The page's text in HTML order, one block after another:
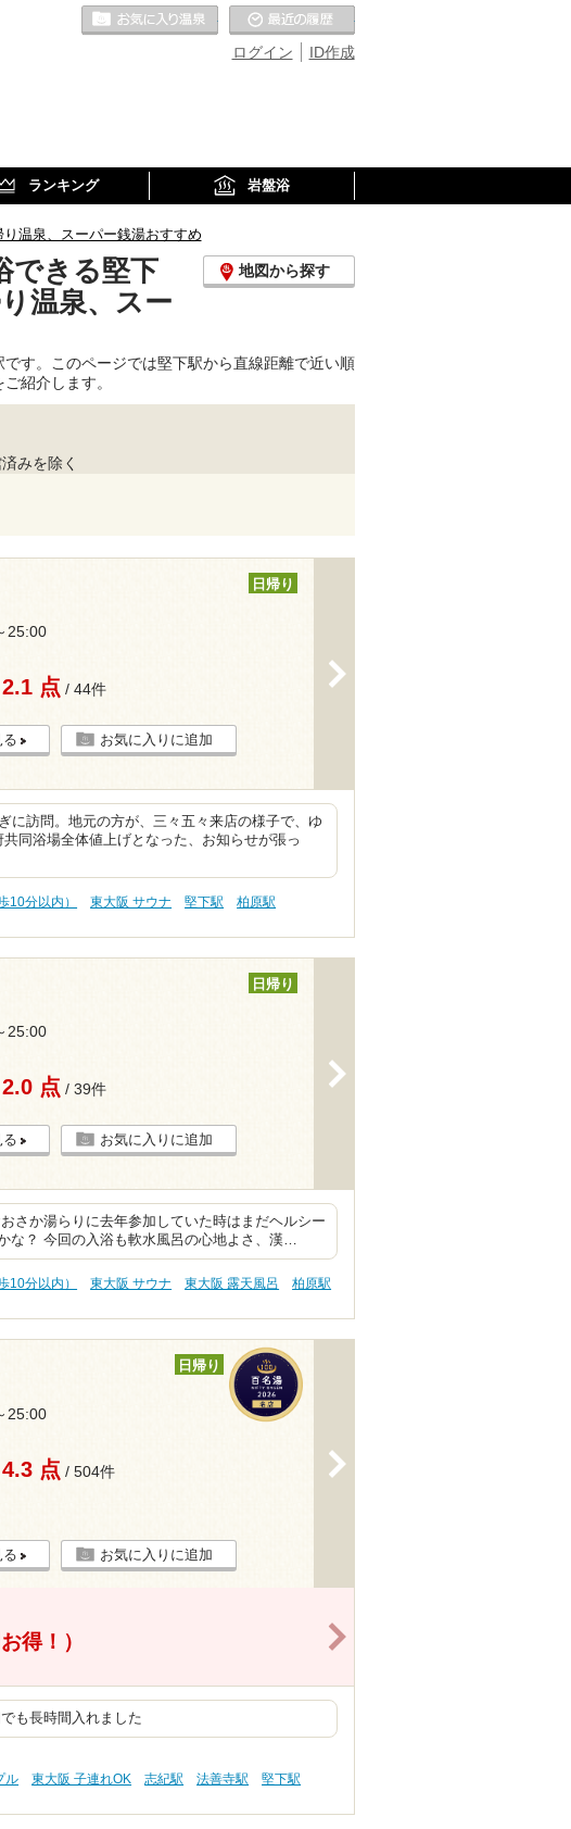
ID作成
ログイン
お気に入りの温泉
ランキング 岩盤浴
温泉、スーパー銭湯おすすめ
できる堅下
温泉、スー
地図から探す
す。このページでは堅下駅から直線距離で近い順
紹介します。
みを除く
日帰り
25:00
2.1 点 / 44件
お気に入りに追加
に訪問。地元の方が、三々五々来店の様子で、ゆ
同浴場全体値上げとなった、お知らせが張っ
10分以内） 東大阪 サウナ 堅下駅
柏原駅
日帰り
25:00
2.0 点 / 39件
お気に入りに追加
さか湯らりに去年参加していた時はまだヘルシー
な？ 今回の入浴も軟水風呂の心地よさ、漢…
10分以内） 東大阪 サウナ 東大阪 露天風呂
柏原駅
日帰り
25:00
4.3 点 / 504件
お気に入りに追加
得！）
も長時間入れました
ル 東大阪 子連れOK 志紀駅 法善寺駅
堅下駅